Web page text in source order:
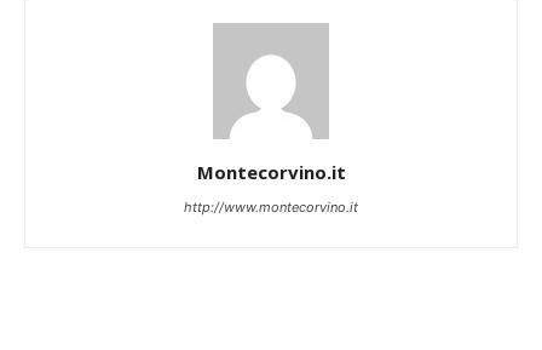
Montecorvino.it
http://www.montecorvino.it